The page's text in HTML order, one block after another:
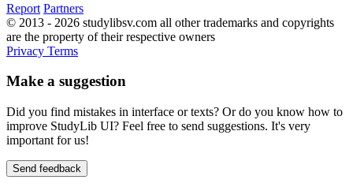
Report Partners
© 2013 - 2026 studylibsv.com all other trademarks and copyrights
are the property of their respective owners
Privacy Terms
Make a suggestion
Did you find mistakes in interface or texts? Or do you know how to
improve StudyLib UI? Feel free to send suggestions. It's very
important for us!
Send feedback